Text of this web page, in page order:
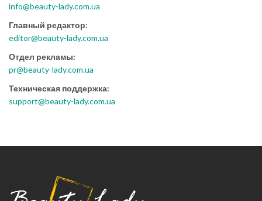
info@beauty-lady.com.ua
Главный редактор:
editor@beauty-lady.com.ua
Отдел рекламы:
pr@beauty-lady.com.ua
Техническая поддержка:
support@beauty-lady.com.ua